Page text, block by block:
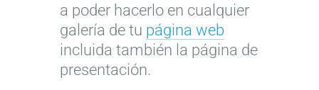
a poder hacerlo en cualquier
galería de tu página web
incluida también la página de
presentación.